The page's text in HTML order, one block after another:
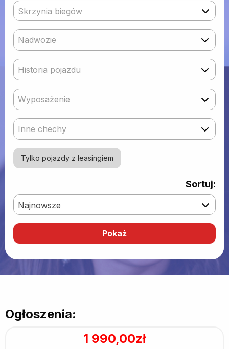
Skrzynia biegów
Nadwozie
Historia pojazdu
Wyposażenie
Inne chechy
Tylko pojazdy z leasingiem
Sortuj:
Najnowsze
Ogłoszenia:
1 990,00zł